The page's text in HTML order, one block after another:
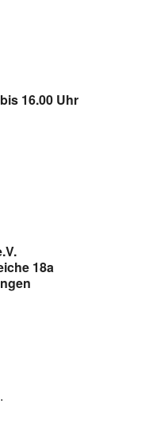
16.00 Uhr
18a